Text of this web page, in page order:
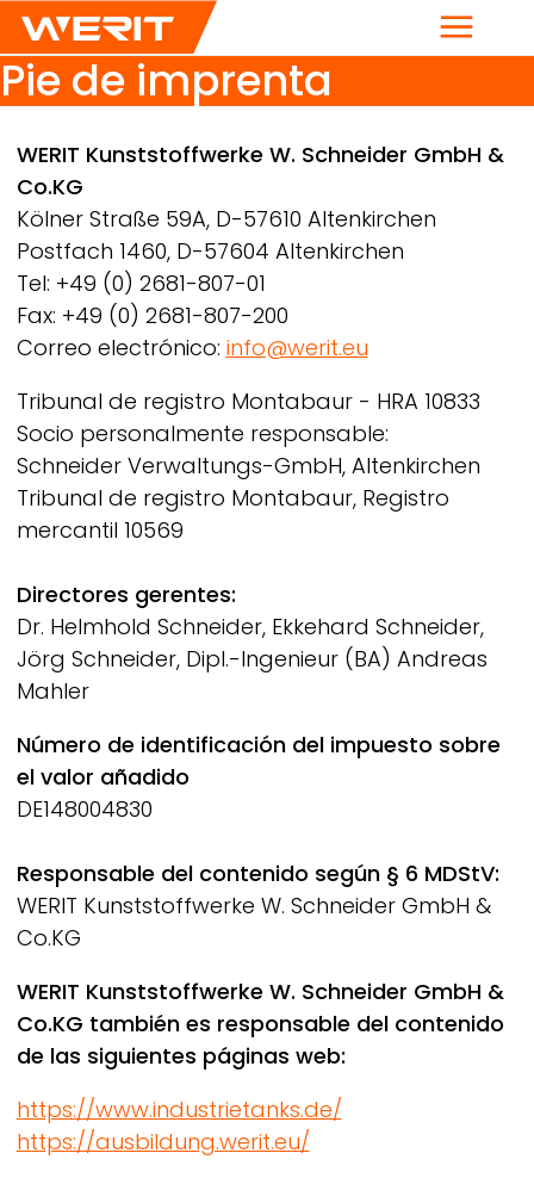
Menú
Pie de imprenta
Breadcrumb
WERIT Kunststoffwerke W. Schneider GmbH &
Co.KG
Kölner Straße 59A, D-57610 Altenkirchen
Postfach 1460, D-57604 Altenkirchen
Tel: +49 (0) 2681-807-01
Fax: +49 (0) 2681-807-200
Correo electrónico: info@werit.eu
Tribunal de registro Montabaur - HRA 10833
Socio personalmente responsable:
Schneider Verwaltungs-GmbH, Altenkirchen
Tribunal de registro Montabaur, Registro
mercantil 10569
Directores gerentes:
Dr. Helmhold Schneider, Ekkehard Schneider,
Jörg Schneider, Dipl.-Ingenieur (BA) Andreas
Mahler
Número de identificación del impuesto sobre
el valor añadido
DE148004830
Responsable del contenido según § 6 MDStV:
WERIT Kunststoffwerke W. Schneider GmbH &
Co.KG
WERIT Kunststoffwerke W. Schneider GmbH &
Co.KG también es responsable del contenido
de las siguientes páginas web:
https://www.industrietanks.de/
https://ausbildung.werit.eu/